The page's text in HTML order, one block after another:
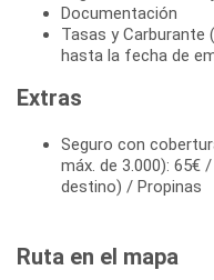
Documentación
Tasas y
hasta la fecha de
Extras
Seguro con
máx. de 3.000): 65€
destino) / Propinas
Ruta en el mapa